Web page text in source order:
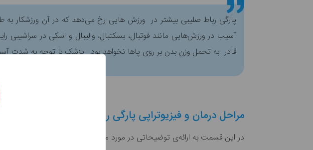
پارگی رباط صلیبی بیشتر در ورزش هایی رخ می‌دهد که در آن ورزشکار
آسیب در ورزش‌هایی مانند فوتبال، بسکتبال، والیبال و اسکی در
قادر به تحمل وزن بدن بر روی پاها نخواهد بود. پزشک با توجه به شدت
مراحل درمان و فیزیوتراپی پارگی رباط صلیبی در منزل
در این قسمت به ارائه‌ی توضیحاتی در مورد مراحل درمان پارگی رباط صلیبی